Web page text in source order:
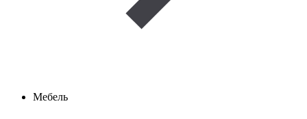
Мебель